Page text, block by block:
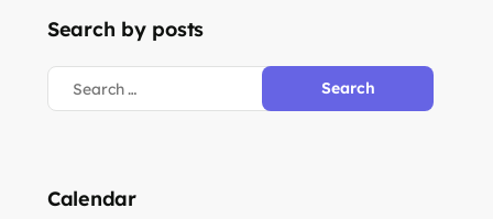
Search by posts
Calendar